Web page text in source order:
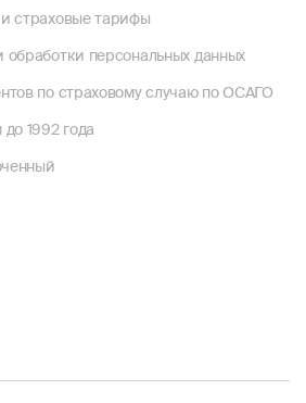
страховые тарифы
персональных данных
по страховому случаю по ОСАГО
1992 года